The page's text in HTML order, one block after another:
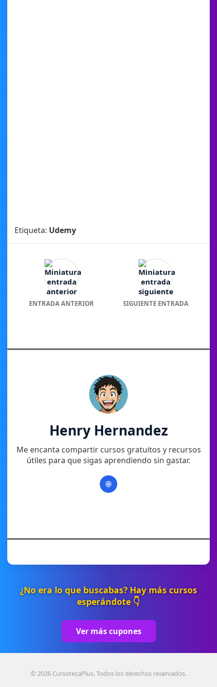
Etiqueta: Udemy
ENTRADA ANTERIOR SIGUIENTE ENTRADA
Henry Hernandez
Me encanta compartir cursos gratuitos y recursos
útiles para que sigas aprendiendo sin gastar.
🌐
¿No era lo que buscabas? Hay más cursos
esperándote 👇
Ver más cupones
© 2026 CursotecaPlus. Todos los derechos reservados.